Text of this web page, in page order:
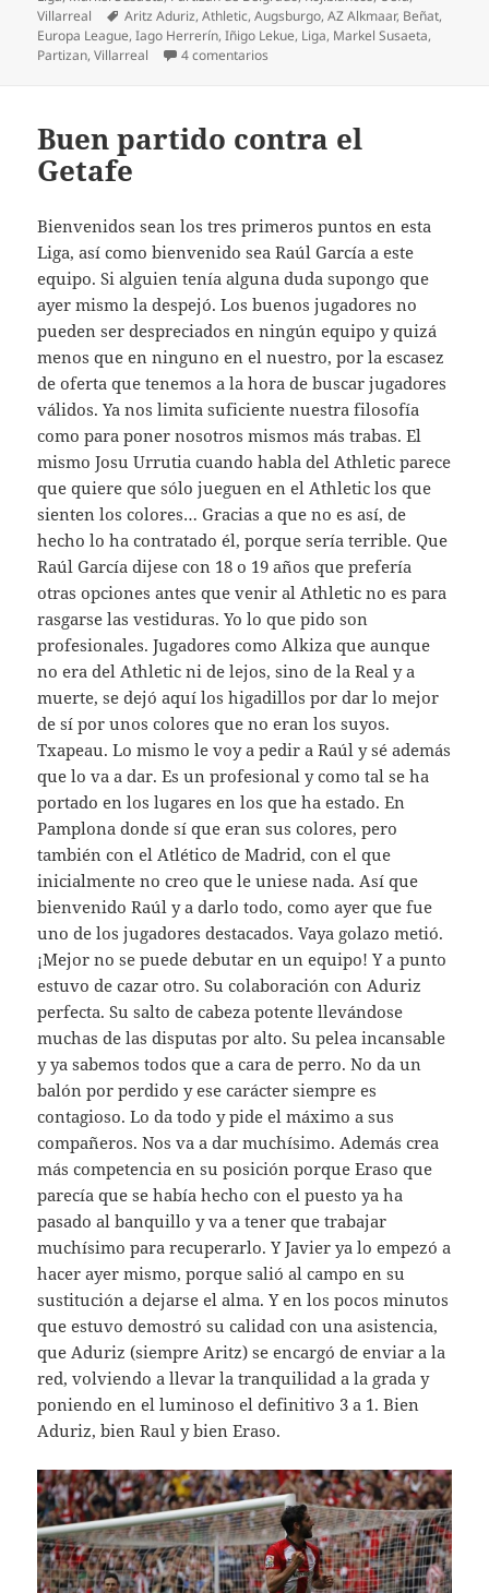
Villarreal
Etiquetas
Aritz Aduriz,Athletic,Augsburgo,AZ Alkmaar, Beñat,
Europa League,Iago Herrerín,Iñigo Lekue, Liga, Markel Susaeta,
Partizan,Villarreal 4 comentarios
Buen partido contra el
Getafe
Bienvenidos sean los tres primeros puntos en esta
Liga, así como bienvenido sea Raúl García a este
equipo. Si alguien tenía alguna duda supongo que
ayer mismo la despejó. Los buenos jugadores no
pueden ser despreciados en ningún equipo y quizá
menos que en ninguno en el nuestro, por la escasez
de oferta que tenemos a la hora de buscar jugadores
válidos. Ya nos limita suficiente nuestra filosofía
como para poner nosotros mismos más trabas. El
mismo Josu Urrutia cuando habla del Athletic parece
que quiere que sólo jueguen en el Athletic los que
sienten los colores… Gracias a que no es así, de
hecho lo ha contratado él, porque sería terrible. Que
Raúl García dijese con 18 o 19 años que prefería
otras opciones antes que venir al Athletic no es para
rasgarse las vestiduras. Yo lo que pido son
profesionales. Jugadores como Alkiza que aunque
no era del Athletic ni de lejos, sino de la Real y a
muerte, se dejó aquí los higadillos por dar lo mejor
de sí por unos colores que no eran los suyos.
Txapeau. Lo mismo le voy a pedir a Raúl y sé además
que lo va a dar. Es un profesional y como tal se ha
portado en los lugares en los que ha estado. En
Pamplona donde sí que eran sus colores, pero
también con el Atlético de Madrid, con el que
inicialmente no creo que le uniese nada. Así que
bienvenido Raúl y a darlo todo, como ayer que fue
uno de los jugadores destacados. Vaya golazo metió.
¡Mejor no se puede debutar en un equipo! Y a punto
estuvo de cazar otro. Su colaboración con Aduriz
perfecta. Su salto de cabeza potente llevándose
muchas de las disputas por alto. Su pelea incansable
y ya sabemos todos que a cara de perro. No da un
balón por perdido y ese carácter siempre es
contagioso. Lo da todo y pide el máximo a sus
compañeros. Nos va a dar muchísimo. Además crea
más competencia en su posición porque Eraso que
parecía que se había hecho con el puesto ya ha
pasado al banquillo y va a tener que trabajar
muchísimo para recuperarlo. Y Javier ya lo empezó a
hacer ayer mismo, porque salió al campo en su
sustitución a dejarse el alma. Y en los pocos minutos
que estuvo demostró su calidad con una asistencia,
que Aduriz (siempre Aritz) se encargó de enviar a la
red, volviendo a llevar la tranquilidad a la grada y
poniendo en el luminoso el definitivo 3 a 1. Bien
Aduriz, bien Raul y bien Eraso.